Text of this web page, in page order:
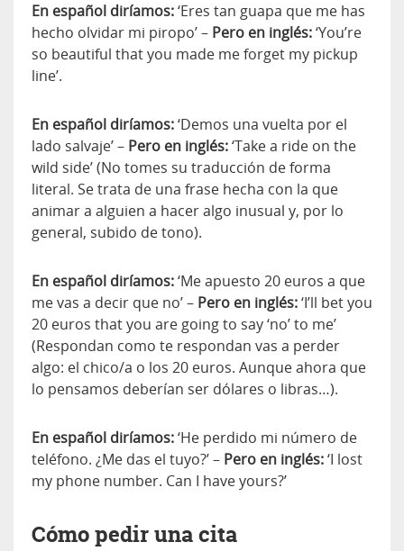
En español diríamos:‘Eres tan guapa que me has
hecho olvidar mi piropo’ – Pero en inglés:‘You’re
so beautiful that you made me forget my pickup
line’.
En español diríamos:‘Demos una vuelta por el
lado salvaje’ – Pero en inglés:‘Take a ride on the
wild side’ (No tomes su traducción de forma
literal. Se trata de una frase hecha con la que
animar a alguien a hacer algo inusual y, por lo
general, subido de tono).
En español diríamos:‘Me apuesto 20 euros a que
me vas a decir que no’ – Pero en inglés:‘I’ll bet you
20 euros that you are going to say ‘no’ to me’
(Respondan como te respondan vas a perder
algo: el chico/a o los 20 euros. Aunque ahora que
lo pensamos deberían ser dólares o libras…).
En español diríamos:‘He perdido mi número de
teléfono. ¿Me das el tuyo?’ – Pero en inglés:‘I lost
my phone number. Can I have yours?’
Cómo pedir una cita